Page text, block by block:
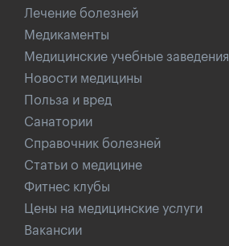
Лечение болезней
Медикаменты
Медицинские учебные заведения
Новости медицины
Польза и вред
Санатории
Справочник болезней
Статьи о медицине
Фитнес клубы
Цены на медицинские услуги
Вакансии